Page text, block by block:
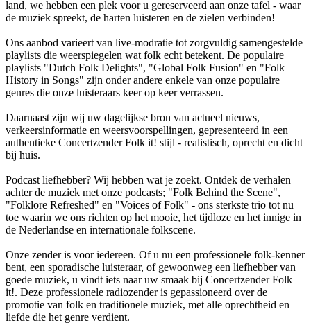
land, we hebben een plek voor u gereserveerd aan onze tafel - waar
de muziek spreekt, de harten luisteren en de zielen verbinden!
Ons aanbod varieert van live-modratie tot zorgvuldig samengestelde
playlists die weerspiegelen wat folk echt betekent. De populaire
playlists "Dutch Folk Delights", "Global Folk Fusion" en "Folk
History in Songs" zijn onder andere enkele van onze populaire
genres die onze luisteraars keer op keer verrassen.
Daarnaast zijn wij uw dagelijkse bron van actueel nieuws,
verkeersinformatie en weersvoorspellingen, gepresenteerd in een
authentieke Concertzender Folk it! stijl - realistisch, oprecht en dicht
bij huis.
Podcast liefhebber? Wij hebben wat je zoekt. Ontdek de verhalen
achter de muziek met onze podcasts; "Folk Behind the Scene",
"Folklore Refreshed" en "Voices of Folk" - ons sterkste trio tot nu
toe waarin we ons richten op het mooie, het tijdloze en het innige in
de Nederlandse en internationale folkscene.
Onze zender is voor iedereen. Of u nu een professionele folk-kenner
bent, een sporadische luisteraar, of gewoonweg een liefhebber van
goede muziek, u vindt iets naar uw smaak bij Concertzender Folk
it!. Deze professionele radiozender is gepassioneerd over de
promotie van folk en traditionele muziek, met alle oprechtheid en
liefde die het genre verdient.